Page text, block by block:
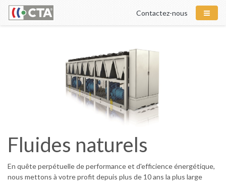
Contactez-nous
Fluides naturels
En quête perpétuelle de performance et d'efficience énergétique,
nous mettons à votre profit depuis plus de 10 ans la plus large